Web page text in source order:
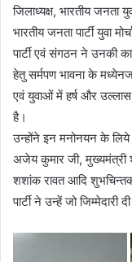
जिलाध्यक्ष, भारतीय जनता
भारतीय जनता पार्टी युवा
पार्टी एवं संगठन ने उनकी
हेतु सर्मपण भावना के
एवं युवाओं में हर्ष और उल्लास
है।
उन्होंने इन मनोनयन के लिये
अजेय कुमार जी, मुख्यमंत्री
शशांक रावत आदि शुभचिन्तकों
पार्टी ने उन्हें जो जिम्मेदारी